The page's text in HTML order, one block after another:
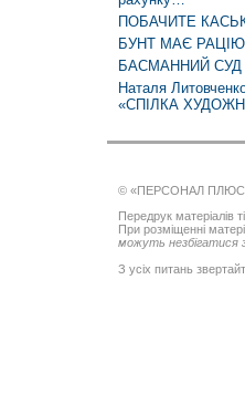
ПОБАЧИТЕ
БУНТ МАЄ
БАСМАННИЙ СУД
Наталя
«СПІЛКА
© «ПЕРСОНАЛ ПЛЮС».
Передрук матеріалів
При розміщенні
можуть незбігатися з
З усіх питань